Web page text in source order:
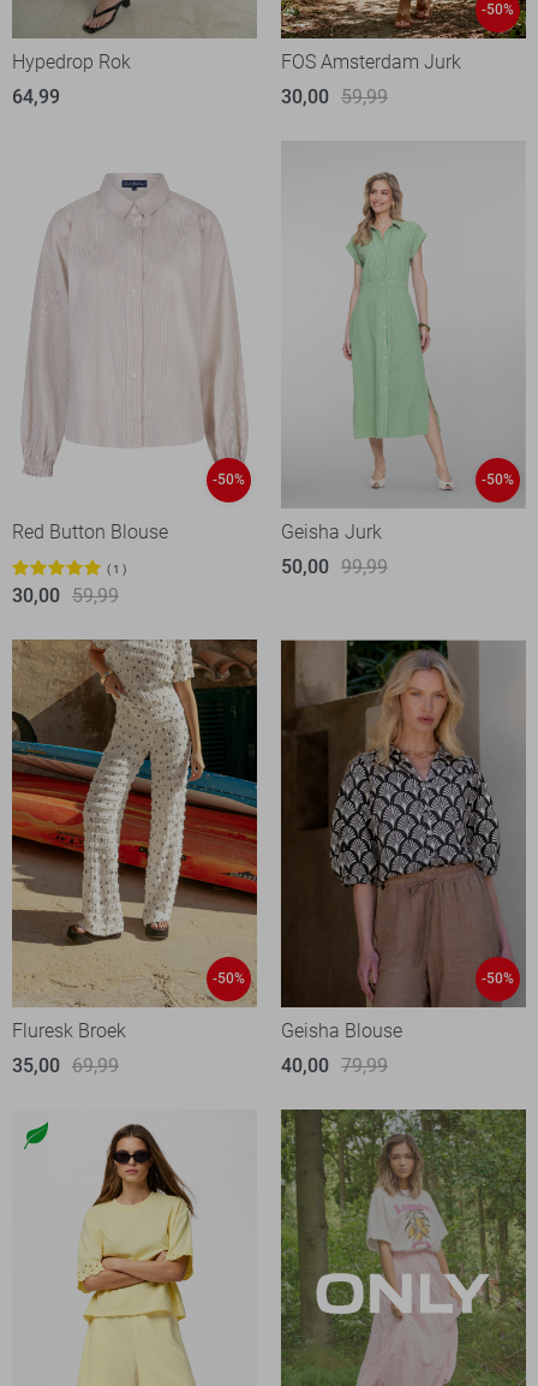
Hypedrop Rok
64,99
-50%
FOS Amsterdam Jurk
30,00 59,99
-50%
Red Button Blouse
1
30,00 59,99
-50%
Geisha Jurk
50,00 99,99
-50%
Fluresk Broek
35,00 69,99
-50%
Geisha Blouse
40,00 79,99